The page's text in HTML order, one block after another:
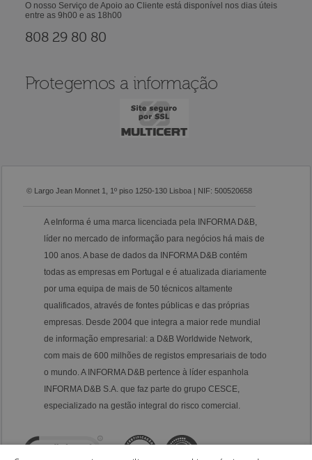
O nosso Serviço de Apoio ao Cliente está disponível nos dias úteis
entre as 9h00 e as 18h00
808 29 80 80
Protegemos a informação
© Largo Jean Monnet 1, 1º piso 1250-130 Lisboa | NIF: 500520658
A eInforma é uma marca licenciada pela INFORMA D&B,
líder no mercado de informação para negócios há mais de
100 anos. A base de dados da INFORMA D&B contém
todas as empresas em Portugal e é atualizada diariamente
por uma equipa de mais de 50 técnicos altamente
qualificados, através de fontes públicas e das próprias
empresas. Desde 2004 que integra a maior rede mundial
de informação empresarial: a D&B Worldwide Network,
com mais de 600 milhões de registos empresariais de todo
o mundo. A INFORMA D&B pertence à líder espanhola
INFORMA D&B S.A. que faz parte do grupo CESCE,
especializado na gestão integral do risco comercial.